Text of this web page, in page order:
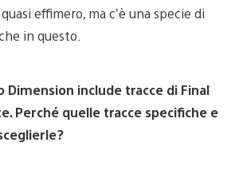
effimero, ma c’è una specie di
in questo.
Dimension include tracce di Final
Perché quelle tracce specifiche e